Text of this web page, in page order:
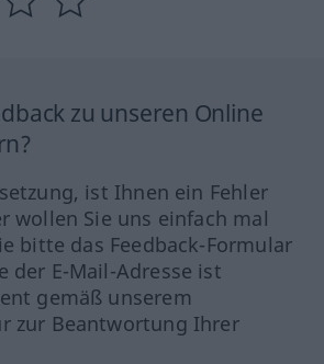
zu unseren Online
ist Ihnen ein Fehler
wollen Sie uns einfach mal
bitte das Feedback-Formular
der E-Mail-Adresse ist
gemäß unserem
zur Beantwortung Ihrer